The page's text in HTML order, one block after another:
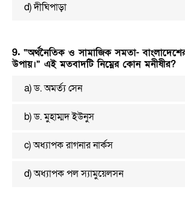
d) দীঘিপাড়া
9. “অর্থনৈতিক ও সামাজিক সমতা-
উপায়।” এই মতবাদটি নিম্নের কোন মনীষীর?
a) ড. অমর্ত্য সেন
b) ড. মুহাম্মদ ইউনুস
c) অধ্যাপক রাগনার নার্কস
d) অধ্যাপক পল স্যামুয়েলসন